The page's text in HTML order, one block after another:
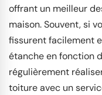
offrant un meilleur
maison. Souvent, si
fissurent facilement
étanche en fonction
régulièrement
toiture avec un